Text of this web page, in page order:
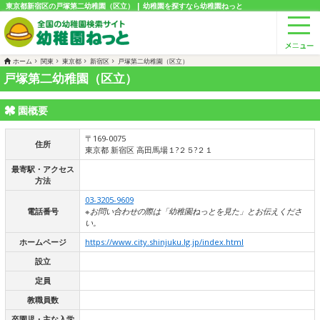
東京都新宿区の戸塚第二幼稚園（区立） | 幼稚園を探すなら幼稚園ねっと
ホーム 関東 東京都 新宿区 戸塚第二幼稚園（区立）
戸塚第二幼稚園（区立）
園概要
住所
〒169-0075
東京都 新宿区 高田馬場１?２５?２１
最寄駅・アクセス
方法
電話番号
03-3205-9609
※お問い合わせの際は「幼稚園ねっとを見た」とお伝えくださ
い。
ホームページ
https://www.city.shinjuku.lg.jp/index.html
設立
定員
教職員数